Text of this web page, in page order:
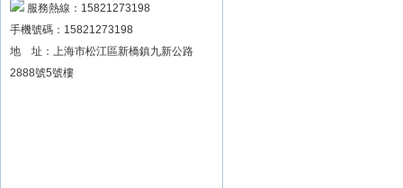
扳手數據可顯示品牌
服務熱線：15821273198
手機號碼：15821273198
地 址：上海市松江區新橋鎮九新公路
2888號5號樓